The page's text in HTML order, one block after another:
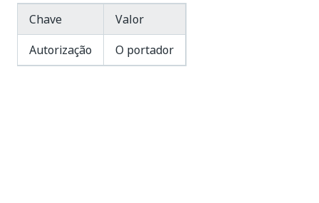
Chave
Valor
Autorização
O portador